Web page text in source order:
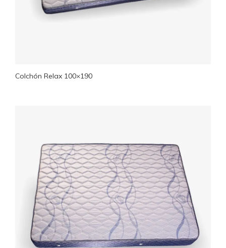
Colchón Relax 100×190